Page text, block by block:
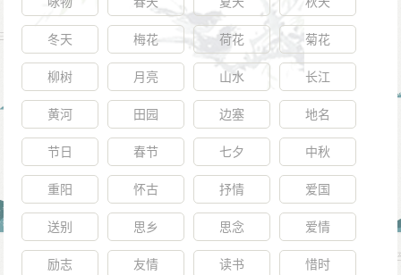
冬天 梅花 荷花 菊花
柳树 月亮 山水 长江
黄河 田园 边塞 地名
节日 春节 七夕 中秋
重阳 怀古 抒情 爱国
送别 思乡 思念 爱情
励志 友情 读书 惜时